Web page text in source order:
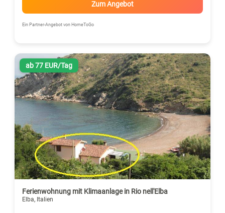
Zum Angebot
Ein Partner-Angebot von HomeToGo
ab 77 EUR/Tag
Ferienwohnung mit Klimaanlage in Rio nell'Elba
Elba, Italien